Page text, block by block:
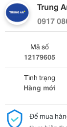
Trung
0917
Mã số
12179605
Tình trạng
Hàng mới
Để mua